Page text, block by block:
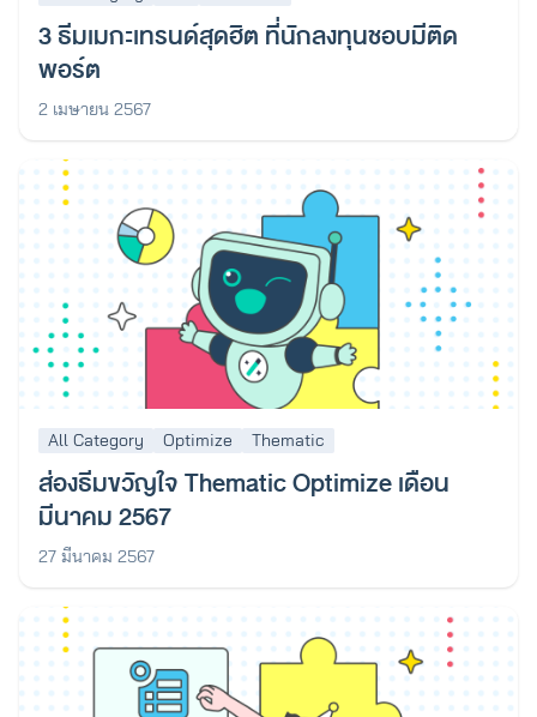
3 ธีมเมกะเทรนด์สุดฮิต ที่นักลงทุนชอบมีติด
พอร์ต
2 เมษายน 2567
All Category Optimize Thematic
ส่องธีมขวัญใจ Thematic Optimize เดือน
มีนาคม 2567
27 มีนาคม 2567